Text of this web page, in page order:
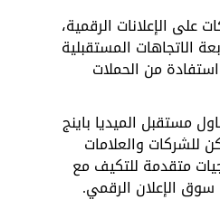
على الإعلانات الرقمية،
الاتجاهات المستقبلية
من الحملات
مستقبل الميديا باينج
للشركات والعلامات
متقدمة للتكيف مع
الإعلان الرقمي.